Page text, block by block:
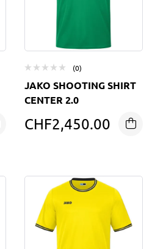
(0)
JAKO SHOOTING SHIRT
CENTER 2.0
CHF2,450.00